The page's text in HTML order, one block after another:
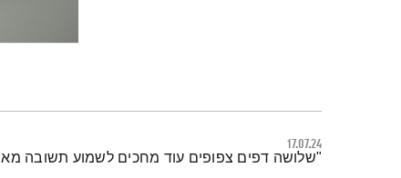
17.07.24
תמצית הפודקאסט
"שלושה דפים צפופים עוד מחכים לשמוע תשובה